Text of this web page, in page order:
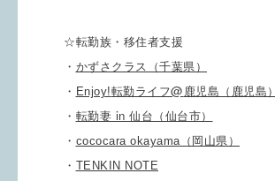
☆転勤族・移住者支援
・ かずさクラス（千葉県）
・ Enjoy!転勤ライフ@ 鹿児島（鹿児島）
・ 転勤妻 in 仙台（仙台市）
・ cococara okayama（岡山県）
・ TENKIN NOTE